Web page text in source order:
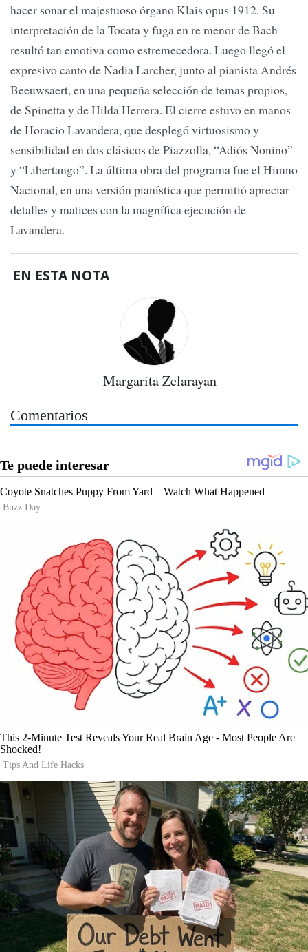
hacer sonar el majestuoso órgano Klais opus 1912. Su
interpretación de la Tocata y fuga en re menor de Bach
resultó tan emotiva como estremecedora. Luego llegó el
expresivo canto de Nadia Larcher, junto al pianista Andrés
Beeuwsaert, en una pequeña selección de temas propios,
de Spinetta y de Hilda Herrera. El cierre estuvo en manos
de Horacio Lavandera, que desplegó virtuosismo y
sensibilidad en dos clásicos de Piazzolla, “Adiós Nonino”
y “Libertango”. La última obra del programa fue el Himno
Nacional, en una versión pianística que permitió apreciar
detalles y matices con la magnífica ejecución de
Lavandera.
EN ESTA NOTA
Margarita Zelarayan
Comentarios